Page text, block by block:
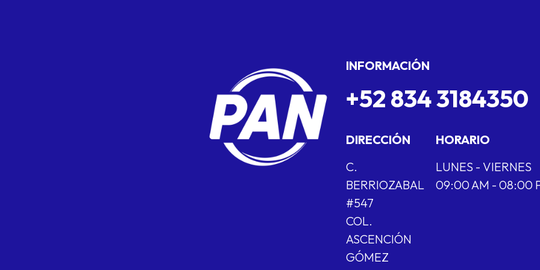
INFORMACIÓN
+52 834 3184350
DIRECCIÓN
C.
BERRIOZABAL
#547
COL.
ASCENCIÓN
GÓMEZ
HORARIO
LUNES - VIERNES
09:00 AM - 08:00